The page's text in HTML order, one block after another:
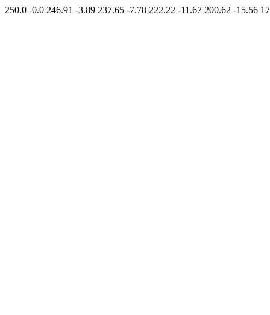
250.0 -0.0 246.91 -3.89 237.65 -7.78 222.22 -11.67 200.62 -15.56